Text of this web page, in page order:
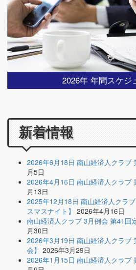
2026年 年間スケジ
新着情報
2026年6月18日 南山経済人クラブ
月5日
2026年4月16日 南山経済人クラブ
月13日
2025年12月18日 南山経済人クラ
スマスナイト】 2026年4月16日
南山経済人クラブ 3月例会 第41回
月30日
2026年3月19日 南山経済人クラブ
会】 2026年3月29日
2026年1月15日 南山経済人クラブ